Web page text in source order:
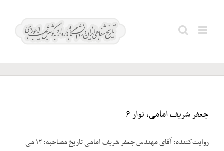
ظفر؛
جعفر شریف امامی، نوار ۶
روایت‌کننده: آقای مهندس جعفر شریف امامی تاریخ مصاحبه: ۱۲ می